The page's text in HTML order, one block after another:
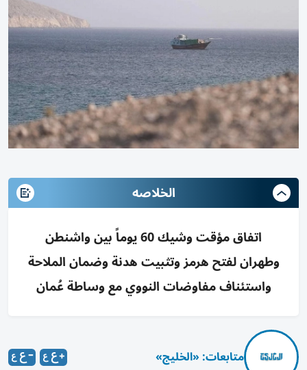
الخلاصه
اتفاق مؤقت وشيك 60 يوماً بين واشنطن
وطهران لفتح هرمز وتثبيت هدنة وضمان الملاحة
واستئناف مفاوضات النووي مع وساطة عُمان
متابعات: «الخليج»